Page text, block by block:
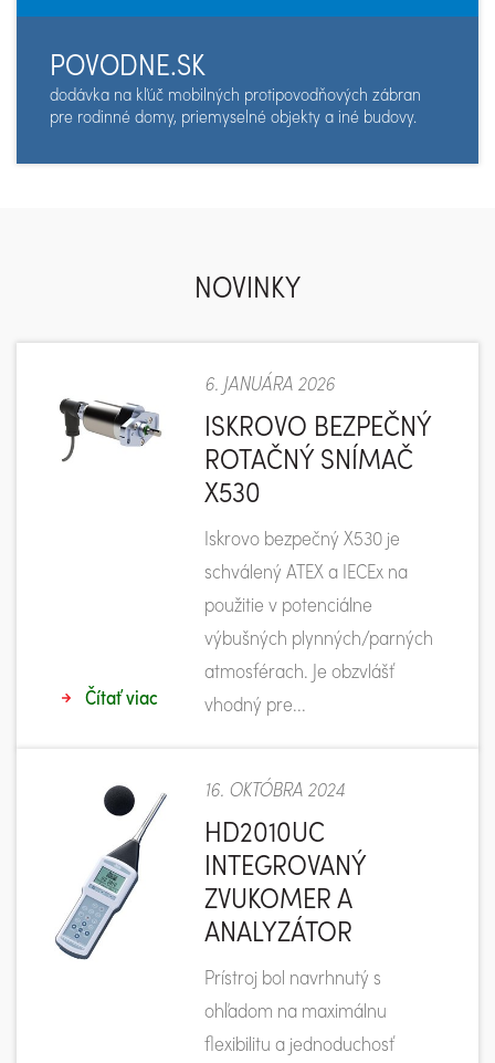
POVODNE.SK
dodávka na kľúč mobilných protipovodňových zábran
pre rodinné domy, priemyselné objekty a iné budovy.
NOVINKY
6. JANUÁRA 2026
ISKROVO BEZPEČNÝ
ROTAČNÝ SNÍMAČ
X530
Iskrovo bezpečný X530 je
schválený ATEX a IECEx na
použitie v potenciálne
výbušných plynných/parných
atmosférach. Je obzvlášť
vhodný pre...
Čítať viac
16. OKTÓBRA 2024
HD2010UC
INTEGROVANÝ
ZVUKOMER A
ANALYZÁTOR
Prístroj bol navrhnutý s
ohľadom na maximálnu
flexibilitu a jednoduchosť